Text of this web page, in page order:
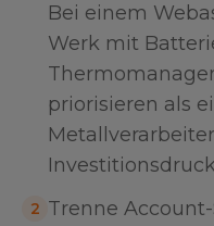
Bei einem
Werk mit
priorisieren als
2 Trenne